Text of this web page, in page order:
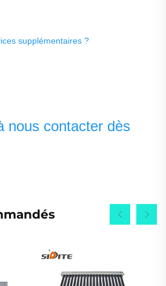
supplémentaires ?
nous contacter dès